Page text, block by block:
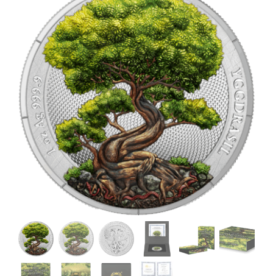
Neuheiten
Angebote
Über Uns
Kontakt
Mein Konto
Warenkorb